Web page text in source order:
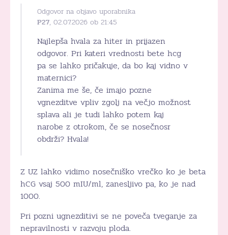
Odgovor na objavo uporabnika
P27, 02.07.2026 ob 21:45
Najlepša hvala za hiter in prijazen
odgovor. Pri kateri vrednosti bete hcg
pa se lahko pričakuje, da bo kaj vidno v
maternici?
Zanima me še, če imajo pozne
vgnezditve vpliv zgolj na večjo možnost
splava ali je tudi lahko potem kaj
narobe z otrokom, če se nosečnosr
obdrži? Hvala!
Z UZ lahko vidimo nosečniško vrečko ko je beta
hCG vsaj 500 mIU/ml, zanesljivo pa, ko je nad
1000.
Pri pozni ugnezditivi se ne poveča tveganje za
nepravilnosti v razvoju ploda.